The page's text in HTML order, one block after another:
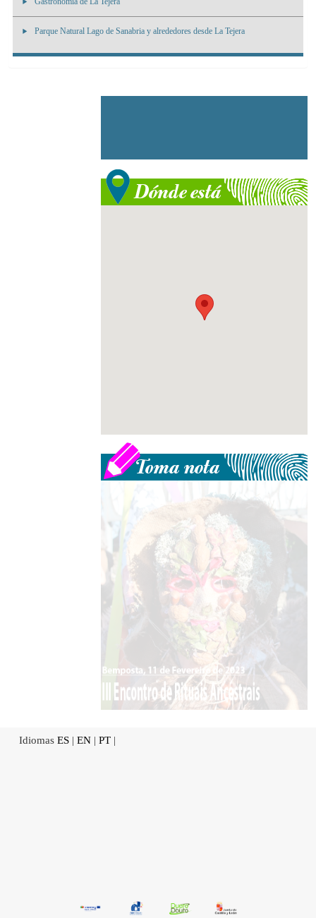
Parque Natural Lago de Sanabria y alrededores desde La Tejera
Idiomas ES | EN | PT |